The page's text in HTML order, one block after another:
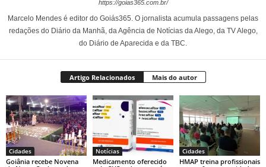
https://goias365.com.br/
Marcelo Mendes é editor do Goiás365. O jornalista acumula passagens pelas
redações do Diário da Manhã, da Agência de Notícias da Alego, da TV Alego,
do Diário de Aparecida e da TBC.
Artigo Relacionados Mais do autor
Cidades
Goiânia recebe Novena
Notícias
Medicamento oferecido
Cidades
HMAP treina profissionais